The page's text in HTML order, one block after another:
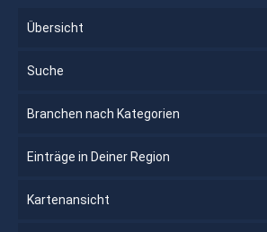
Übersicht
Suche
Branchen nach Kategorien
Einträge in Deiner Region
Kartenansicht